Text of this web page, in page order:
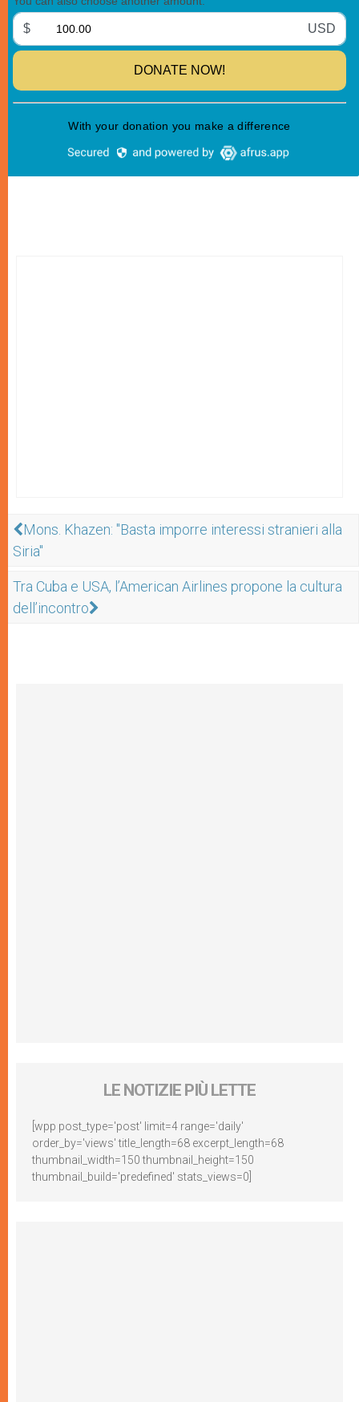
Mons. Khazen: "Basta imporre interessi stranieri alla
Siria"
Tra Cuba e USA, l’American Airlines propone la cultura
dell’incontro
LE NOTIZIE PIÙ LETTE
[wpp post_type='post' limit=4 range='daily'
order_by='views' title_length=68 excerpt_length=68
thumbnail_width=150 thumbnail_height=150
thumbnail_build='predefined' stats_views=0]